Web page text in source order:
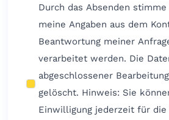
Durch das Absenden stimme
meine Angaben aus dem
Beantwortung meiner
verarbeitet werden. Die
abgeschlossener
gelöscht. Hinweis: Sie können Ihre
Einwilligung jederzeit für